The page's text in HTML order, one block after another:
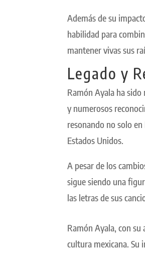
Además de su
habilidad para
mantener vivas sus
Legado y
Ramón Ayala ha
y numerosos
resonando no solo
Estados Unidos.
A pesar de los
sigue siendo una
las letras de sus
Ramón Ayala, con
cultura mexicana. Su